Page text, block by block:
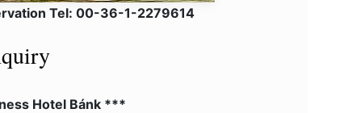
Tel: 00-36-1-2279614
Hotel Bánk ***